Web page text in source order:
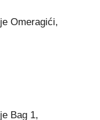
Omeragići,
Bag 1,